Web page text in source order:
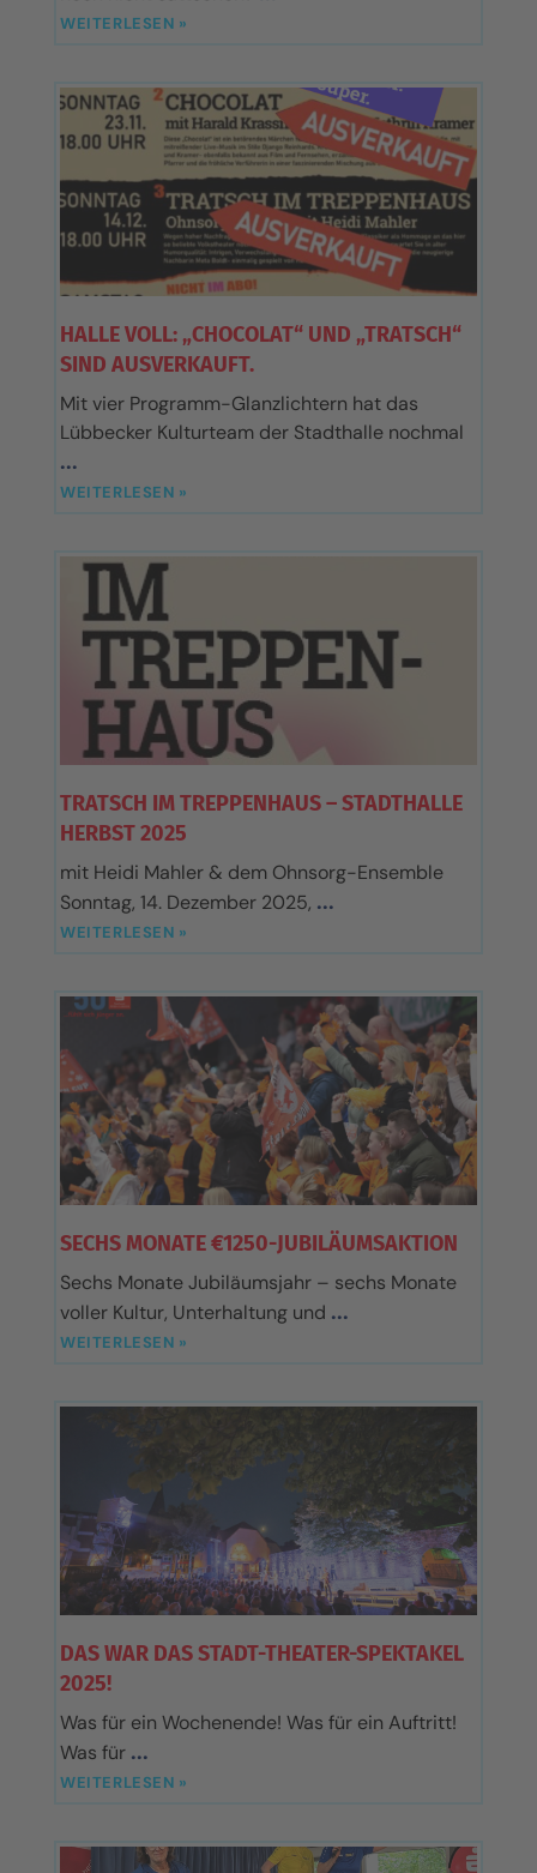
WEITERLESEN »
HALLE VOLL: „CHOCOLAT“ UND „TRATSCH“
SIND AUSVERKAUFT.
Mit vier Programm-Glanzlichtern hat das
Lübbecker Kulturteam der Stadthalle nochmal
WEITERLESEN »
TRATSCH IM TREPPENHAUS – STADTHALLE
HERBST 2025
mit Heidi Mahler & dem Ohnsorg-Ensemble
Sonntag, 14. Dezember 2025,
WEITERLESEN »
SECHS MONATE €1250-JUBILÄUMSAKTION
Sechs Monate Jubiläumsjahr – sechs Monate
voller Kultur, Unterhaltung und
WEITERLESEN »
DAS WAR DAS STADT-THEATER-SPEKTAKEL
2025!
Was für ein Wochenende! Was für ein Auftritt!
Was für
WEITERLESEN »